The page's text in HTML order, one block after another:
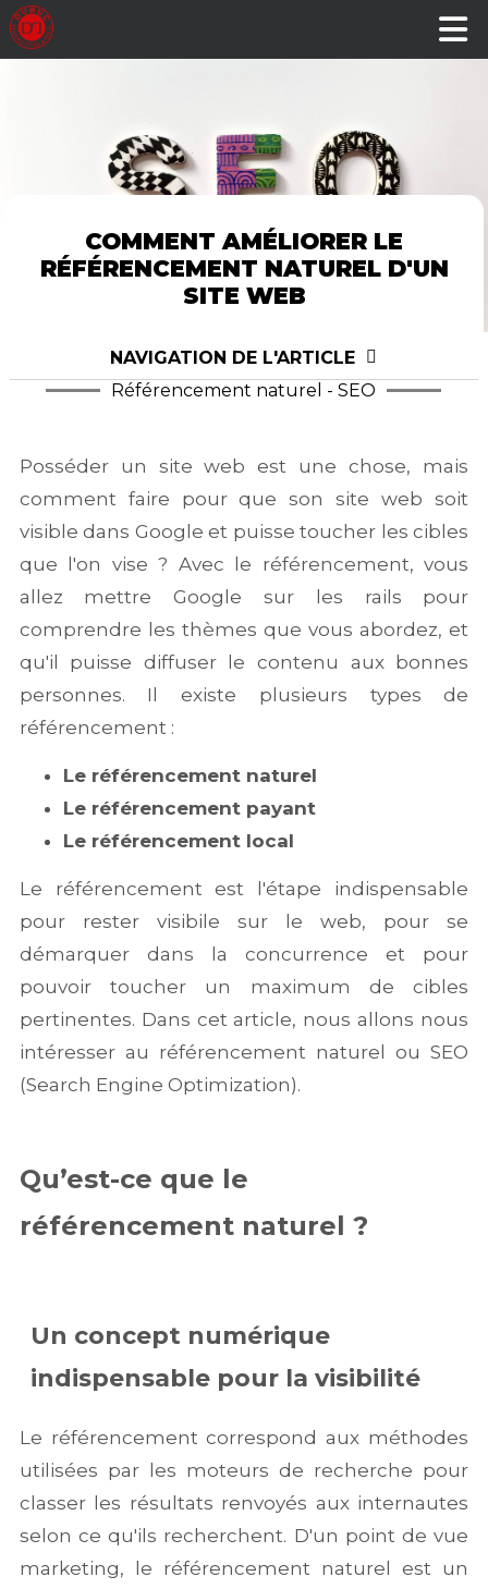
COMMENT AMÉLIORER LE
RÉFÉRENCEMENT NATUREL D'UN
SITE WEB
NAVIGATION DE L'ARTICLE
Référencement naturel - SEO
Posséder un site web est une chose, mais
comment faire pour que son site web soit
visible dans Google et puisse toucher les cibles
que l'on vise ? Avec le référencement, vous
allez mettre Google sur les rails pour
comprendre les thèmes que vous abordez, et
qu'il puisse diffuser le contenu aux bonnes
personnes. Il existe plusieurs types de
référencement :
Le référencement naturel
Le référencement payant
Le référencement local
Le référencement est l'étape indispensable
pour rester visibile sur le web, pour se
démarquer dans la concurrence et pour
pouvoir toucher un maximum de cibles
pertinentes. Dans cet article, nous allons nous
intéresser au référencement naturel ou SEO
(Search Engine Optimization).
Qu’est-ce que le
référencement naturel ?
Un concept numérique
indispensable pour la visibilité
Le référencement correspond aux méthodes
utilisées par les moteurs de recherche pour
classer les résultats renvoyés aux internautes
selon ce qu'ils recherchent. D'un point de vue
marketing, le référencement naturel est un